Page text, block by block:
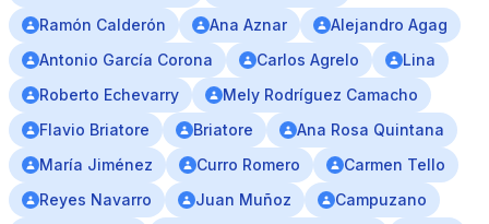
Ramón Calderón
Ana Aznar
Alejandro Agag
Antonio García Corona
Carlos Agrelo
Lina
Roberto Echevarry
Mely Rodríguez Camacho
Flavio Briatore
Briatore
Ana Rosa Quintana
María Jiménez
Curro Romero
Carmen Tello
Reyes Navarro
Juan Muñoz
Campuzano